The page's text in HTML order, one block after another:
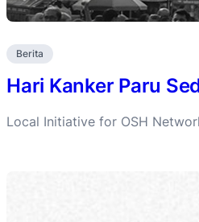
Berita
Hari Kanker Paru
Local Initiative for OSH